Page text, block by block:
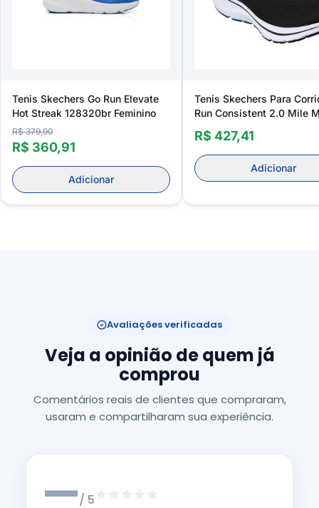
Tenis Skechers Go Run Elevate
Hot Streak 128320br Feminino
R$ 379,90
R$ 360,91
Adicionar
Tenis Skechers Para
Run Consistent 2.0 Mile
128607br Feminino
R$ 427,41
Adicionar
Avaliações verificadas
Veja a opinião de quem já
comprou
Comentários reais de clientes que compraram,
usaram e compartilharam sua experiência.
—/ 5